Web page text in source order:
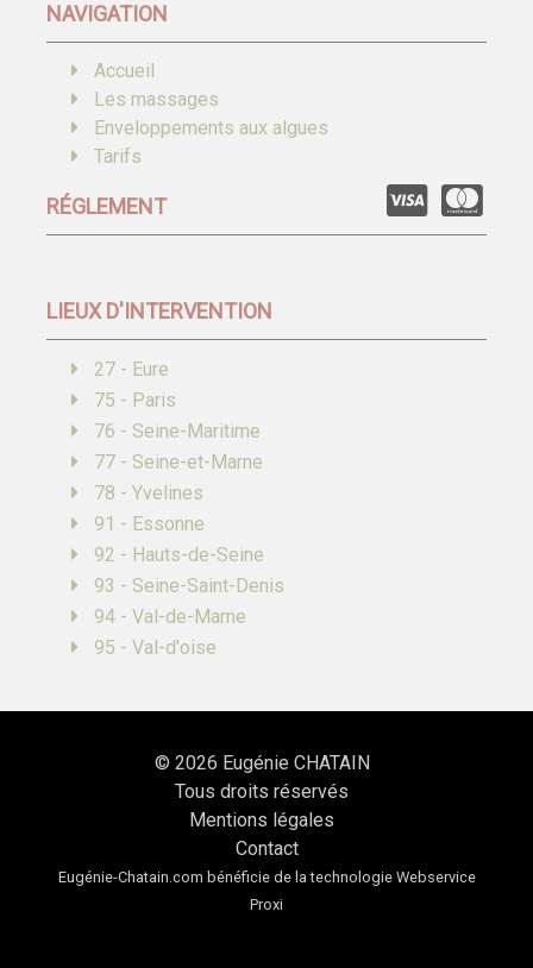
NAVIGATION
Accueil
Les massages
Enveloppements aux algues
Tarifs
RÉGLEMENT
LIEUX D'INTERVENTION
27 - Eure
75 - Paris
76 - Seine-Maritime
77 - Seine-et-Marne
78 - Yvelines
91 - Essonne
92 - Hauts-de-Seine
93 - Seine-Saint-Denis
94 - Val-de-Marne
95 - Val-d'oise
© 2026 Eugénie CHATAIN
Tous droits réservés
Mentions légales
Contact
Eugénie-Chatain.com bénéficie de la technologie Webservice
Proxi